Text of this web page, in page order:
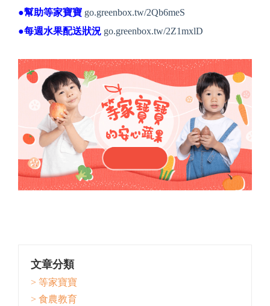
●幫助等家寶寶 go.greenbox.tw/2Qb6meS
●每週水果配送狀況 go.greenbox.tw/2Z1mxlD
文章分類
> 等家寶寶
> 食農教育